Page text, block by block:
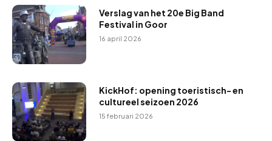
Verslag van het 20e Big Band
Festival in Goor
16 april 2026
KickHof: opening toeristisch- en
cultureel seizoen 2026
15 februari 2026